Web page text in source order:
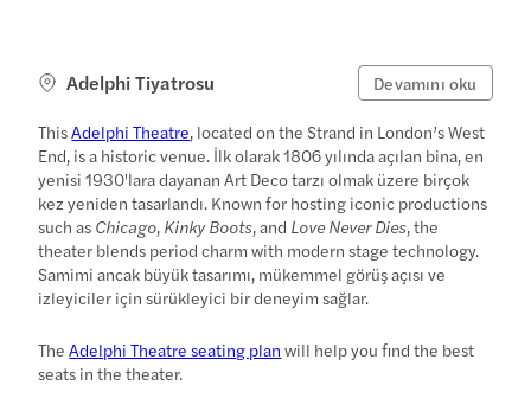
Adelphi Tiyatrosu Devamını oku
ThisAdelphi Theatre, located on the Strand in London’s West
End, is a historic venue. İlk olarak 1806 yılında açılan bina, en
yenisi 1930'lara dayanan Art Deco tarzı olmak üzere birçok
kez yeniden tasarlandı. Known for hosting iconic productions
such as Chicago, Kinky Boots, and Love Never Dies, the
theater blends period charm with modern stage technology.
Samimi ancak büyük tasarımı, mükemmel görüş açısı ve
izleyiciler için sürükleyici bir deneyim sağlar.
TheAdelphi Theatre seating plan will help you find the best
seats in the theater.